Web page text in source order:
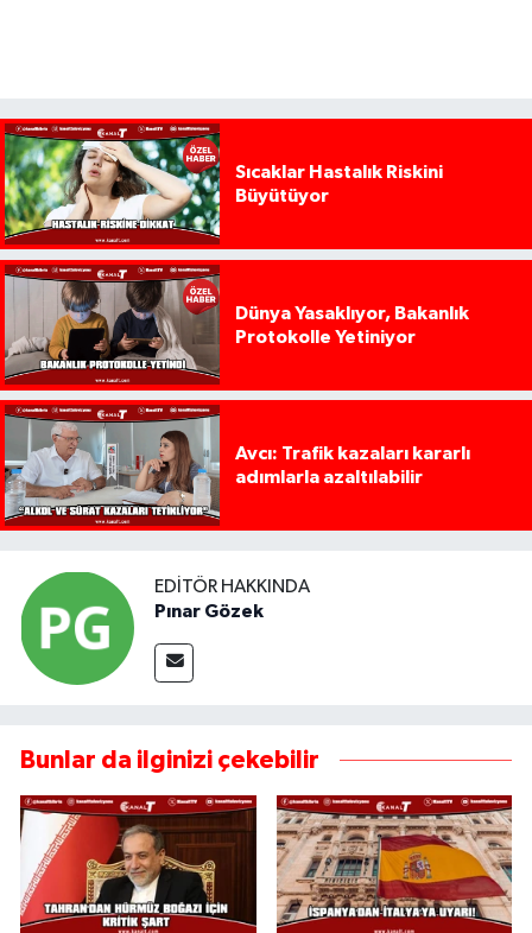
Sıcaklar Hastalık Riskini
Büyütüyor
Dünya Yasaklıyor, Bakanlık
Protokolle Yetiniyor
Avcı: Trafik kazaları kararlı
adımlarla azaltılabilir
EDITÖR HAKKINDA
Pınar Gözek
Bunlar da ilginizi çekebilir